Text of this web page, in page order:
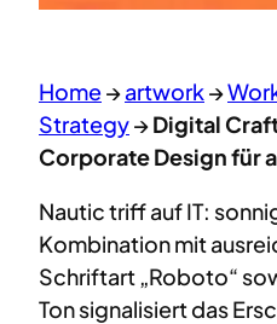
Home→artwork→
Strategy→Digital
Corporate Design für
Nautic triff auf IT:
Kombination mit
Schriftart „Roboto“
Ton signalisiert das